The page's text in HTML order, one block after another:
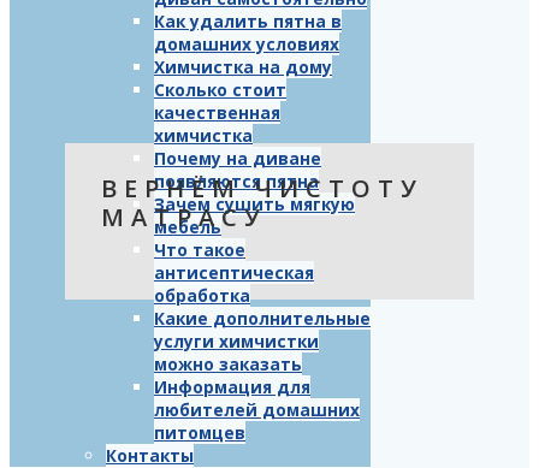
Как удалить пятна в
домашних условиях
Химчистка на дому
Сколько стоит
качественная
химчистка
Почему на диване
появляются пятна
Зачем сушить мягкую
мебель
Что такое
антисептическая
обработка
Какие дополнительные
услуги химчистки
можно заказать
Информация для
любителей домашних
питомцев
Контакты
ВЕРНЁМ ЧИСТОТУ
МАТРАСУ